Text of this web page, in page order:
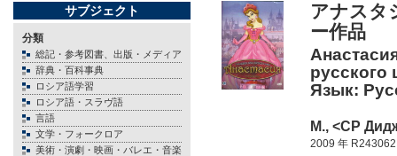
サブジェクト
分類
総記・参考図書、出版・メディア
辞典・百科事典
ロシア語学習
ロシア語・スラヴ語
言語
文学・フォークロア
美術・演劇・映画・バレエ・音楽
アナス
ー作品
русского
Язык:
М., <СР
2009 年 R243062